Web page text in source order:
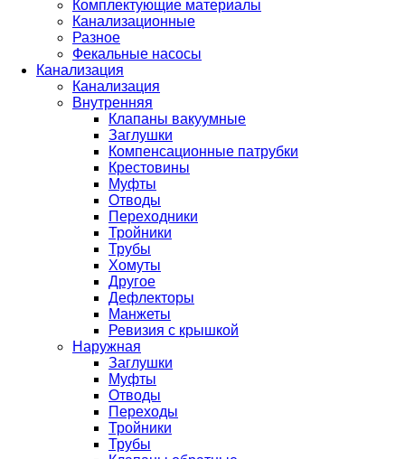
Комплектующие материалы
Канализационные
Разное
Фекальные насосы
Канализация
Канализация
Внутренняя
Клапаны вакуумные
Заглушки
Компенсационные патрубки
Крестовины
Муфты
Отводы
Переходники
Тройники
Трубы
Хомуты
Другое
Дефлекторы
Манжеты
Ревизия с крышкой
Наружная
Заглушки
Муфты
Отводы
Переходы
Тройники
Трубы